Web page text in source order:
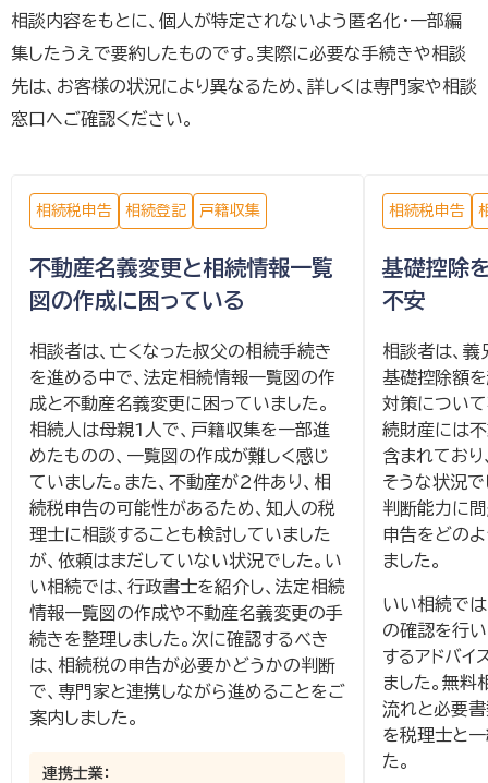
相談内容をもとに、個人が特定されないよう匿名化・一部編
集したうえで要約したものです。実際に必要な手続きや相談
先は、お客様の状況により異なるため、詳しくは専門家や相談
窓口へご確認ください。
相続税申告 相続登記 戸籍収集
不動産名義変更と相続情報一覧
図の作成に困っている
相談者は、亡くなった叔父の相続手続き
を進める中で、法定相続情報一覧図の作
成と不動産名義変更に困っていました。
相続人は母親1人で、戸籍収集を一部進
めたものの、一覧図の作成が難しく感じ
ていました。また、不動産が2件あり、相
続税申告の可能性があるため、知人の税
理士に相談することも検討していました
が、依頼はまだしていない状況でした。い
い相続では、行政書士を紹介し、法定相続
情報一覧図の作成や不動産名義変更の手
続きを整理しました。次に確認するべき
は、相続税の申告が必要かどうかの判断
で、専門家と連携しながら進めることをご
案内しました。
連携士業：
相続税申告
基礎控除
不安
相談者は、
基礎控除額
対策につい
続財産には
含まれてお
そうな状況で
判断能力に
申告をどの
ました。
いい相続で
の確認を行
するアドバイ
ました。無料
流れと必要
を税理士と
た。